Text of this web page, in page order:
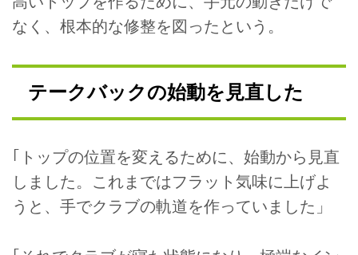
なく、根本的な修整を図ったという。
テークバックの始動を見直した
｢トップの位置を変えるために、始動から見直
しました。これまではフラット気味に上げよ
うと、手でクラブの軌道を作っていました」